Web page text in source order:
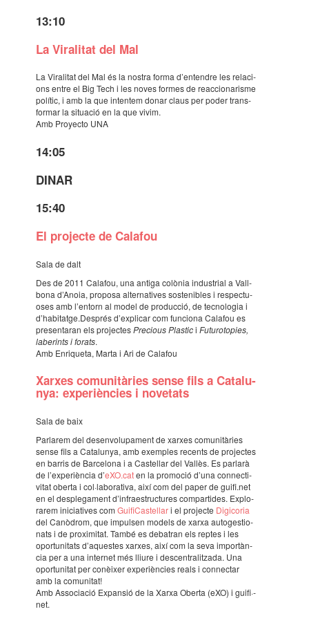
13:10
La Vira­li­tat del Mal
La Vira­li­tat del Mal és la nostra forma d’en­ten­dre les rela­ci­
ons entre el Big Tech i les noves formes de reac­ci­o­na­risme
polí­tic, i amb la que inten­tem donar claus per poder trans­
for­mar la situ­a­ció en la que vivim.
Amb Proyecto UNA
14:05
DINAR
15:40
El projecte de Cala­fou
Sala de dalt
Des de 2011 Cala­fou, una antiga colò­nia indus­trial a Vall­
bona d’Anoia, proposa alter­na­ti­ves soste­ni­bles i respec­tu­
o­ses amb l’en­torn al model de produc­ció, de tecno­lo­gia i
d’ha­bi­tatge.Després d’ex­pli­car com funci­ona Cala­fou es
presen­ta­ran els projec­tesPreci­ous Plas­ticiFutu­ro­to­pies,
labe­rints i forats.
Amb Enri­queta, Marta i Ari de Cala­fou
Xarxes comu­ni­tà­ries sense fils a Cata­lu­
nya: expe­ri­èn­cies i nove­tats
Sala de baix
Parla­rem del desen­vo­lu­pa­ment de xarxes comu­ni­tà­ries
sense fils a Cata­lu­nya, amb exem­ples recents de projec­tes
en barris de Barce­lona i a Caste­llar del Vallès. Es parlarà
de l’ex­pe­ri­èn­cia d’eXO.caten la promo­ció d’una connec­ti­
vi­tat oberta i col·­la­bo­ra­tiva, així com del paper de guifi.net
en el desple­ga­ment d’in­fra­es­truc­tu­res compar­ti­des. Explo­
ra­rem inici­a­ti­ves comGuifi­Cas­te­llari el projecte Digi­co­ria
del Canò­drom, que impul­sen models de xarxa auto­ges­ti­o­
nats i de proxi­mi­tat. També es deba­tran els reptes i les
opor­tu­ni­tats d’aques­tes xarxes, així com la seva impor­tàn­
cia per a una inter­net més lliure i descen­tra­lit­zada. Una
opor­tu­ni­tat per conèi­xer expe­ri­èn­cies reals i connec­tar
amb la comu­ni­tat!
Amb Asso­ci­a­ció Expan­sió de la Xarxa Oberta (eXO) i guifi·­
net.